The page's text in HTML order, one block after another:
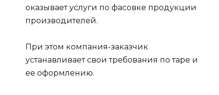
оказывает услуги по фасовке продукции
производителей.
При этом компания-заказчик
устанавливает свои требования по таре и
ее оформлению.